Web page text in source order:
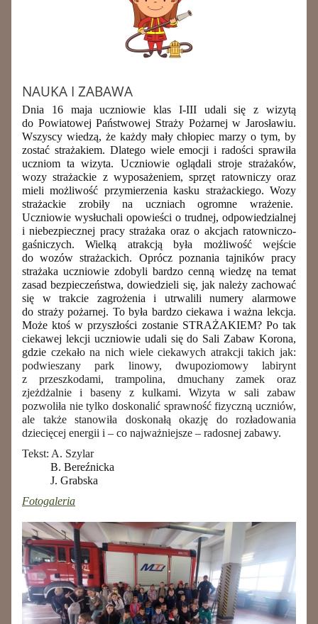
NAUKA I ZABAWA
Dnia 16 maja uczniowie klas I-III udali się z wizytą
do Powiatowej Państwowej Straży Pożarnej w Jarosławiu.
Wszyscy wiedzą, że każdy mały chłopiec marzy o tym, by
zostać strażakiem. Dlatego wiele emocji i radości sprawiła
uczniom ta wizyta. Uczniowie oglądali stroje strażaków,
wozy strażackie z wyposażeniem, sprzęt ratowniczy oraz
mieli możliwość przymierzenia kasku strażackiego. Wozy
strażackie zrobiły na uczniach ogromne wrażenie.
Uczniowie wysłuchali opowieści o trudnej, odpowiedzialnej
i niebezpiecznej pracy strażaka oraz o akcjach ratowniczo-
gaśniczych. Wielką atrakcją była możliwość wejście
do wozów strażackich. Oprócz poznania tajników pracy
strażaka uczniowie zdobyli bardzo cenną wiedzę na temat
zasad bezpieczeństwa, dowiedzieli się, jak należy zachować
się w trakcie zagrożenia i utrwalili numery alarmowe
do straży pożarnej. To była bardzo ciekawa i ważna lekcja.
Może ktoś w przyszłości zostanie STRAŻAKIEM? Po tak
ciekawej lekcji uczniowie udali się do Sali Zabaw Korona,
gdzie czekało na nich wiele ciekawych atrakcji takich jak:
podwieszany park linowy, dwupoziomowy labirynt
z przeszkodami, trampolina, dmuchany zamek oraz
zjeżdżalnie i baseny z kulkami. Wizyta w sali zabaw
pozwoliła nie tylko doskonalić sprawność fizyczną uczniów,
ale także stanowiła doskonałą okazję do rozładowania
dziecięcej energii i – co najważniejsze – radosnej zabawy.
Tekst: A. Szylar
B. Bereźnicka
J. Grabska
Fotogaleria